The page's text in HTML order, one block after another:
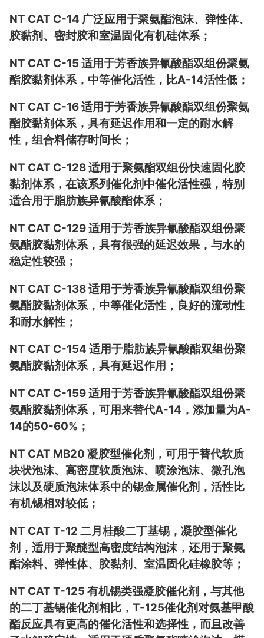
NT CAT C-14 广泛应用于聚氨酯泡沫、弹性体、
胶黏剂、密封胶和室温固化有机硅体系；
NT CAT C-15 适用于芳香族异氰酸酯双组份聚氨
酯胶黏剂体系，中等催化活性，比A-14活性低；
NT CAT C-16 适用于芳香族异氰酸酯双组份聚氨
酯胶黏剂体系，具有延迟作用和一定的耐水解
性，组合料储存时间长；
NT CAT C-128 适用于聚氨酯双组份快速固化胶
黏剂体系，在该系列催化剂中催化活性强，特别
适合用于脂肪族异氰酸酯体系；
NT CAT C-129 适用于芳香族异氰酸酯双组份聚
氨酯胶黏剂体系，具有很强的延迟效果，与水的
稳定性较强；
NT CAT C-138 适用于芳香族异氰酸酯双组份聚
氨酯胶黏剂体系，中等催化活性，良好的流动性
和耐水解性；
NT CAT C-154 适用于脂肪族异氰酸酯双组份聚
氨酯胶黏剂体系，具有延迟作用；
NT CAT C-159 适用于芳香族异氰酸酯双组份聚
氨酯胶黏剂体系，可用来替代A-14，添加量为A-
14的50-60%；
NT CAT MB20 凝胶型催化剂，可用于替代软质
块状泡沫、高密度软质泡沫、喷涂泡沫、微孔泡
沫以及硬质泡沫体系中的锡金属催化剂，活性比
有机锡相对较低；
NT CAT T-12 二月桂酸二丁基锡，凝胶型催化
剂，适用于聚醚型高密度结构泡沫，还用于聚氨
酯涂料、弹性体、胶黏剂、室温固化硅橡胶等；
NT CAT T-125 有机锡类强凝胶催化剂，与其他
的二丁基锡催化剂相比，T-125催化剂对氨基甲酸
酯反应具有更高的催化活性和选择性，而且改善